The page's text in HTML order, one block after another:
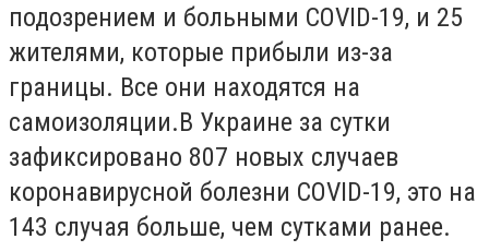
подозрением и больными COVID-19, и 25
жителями, которые прибыли из-за
границы. Все они находятся на
самоизоляции.В Украине за сутки
зафиксировано 807 новых случаев
коронавирусной болезни COVID-19, это на
143 случая больше, чем сутками ранее.